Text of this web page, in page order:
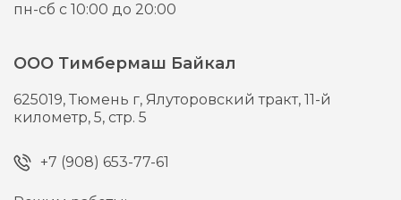
пн-сб с 10:00 до 20:00
ООО Тимбермаш Байкал
625019,Тюмень г, Ялуторовский тракт, 11-й
километр, 5, стр. 5
+7 (908) 653-77-61